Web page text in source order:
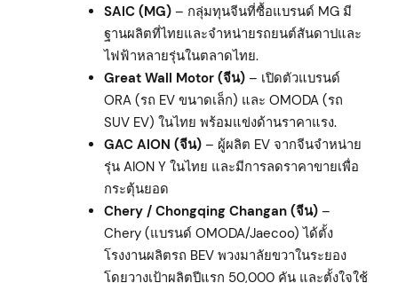
SAIC (MG)– กลุ่มทุนจีนที่ซื้อแบรนด์ MG มี
ฐานผลิตที่ไทยและจำหน่ายรถยนต์สันดาปและ
ไฟฟ้าหลายรุ่นในตลาดไทย.
Great Wall Motor (จีน)– เปิดตัวแบรนด์
ORA (รถ EV ขนาดเล็ก) และ OMODA (รถ
SUV EV) ในไทย พร้อมแข่งด้านราคาแรง.
GAC AION (จีน)– ผู้ผลิต EV จากจีนจำหน่าย
รุ่น AION Y ในไทย และมีการลดราคาขายเพื่อ
กระตุ้นยอด
Chery / Chongqing Changan (จีน)–
Chery (แบรนด์ OMODA/Jaecoo) ได้ตั้ง
โรงงานผลิตรถ BEV พวงมาลัยขวาในระยอง
โดยวางเป้าผลิตปีแรก 50,000 คัน และตั้งใจใช้